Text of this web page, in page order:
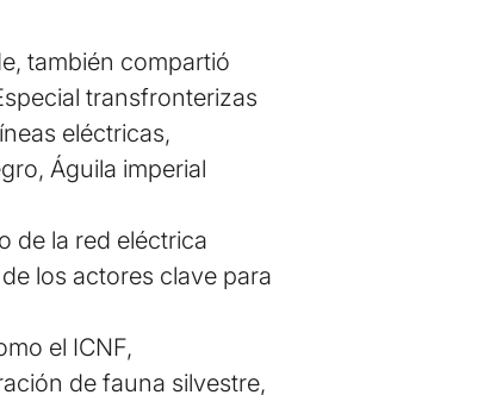
también compartió
transfronterizas
eléctricas,
Águila imperial
de la red eléctrica
los actores clave para
el ICNF,
de fauna silvestre,